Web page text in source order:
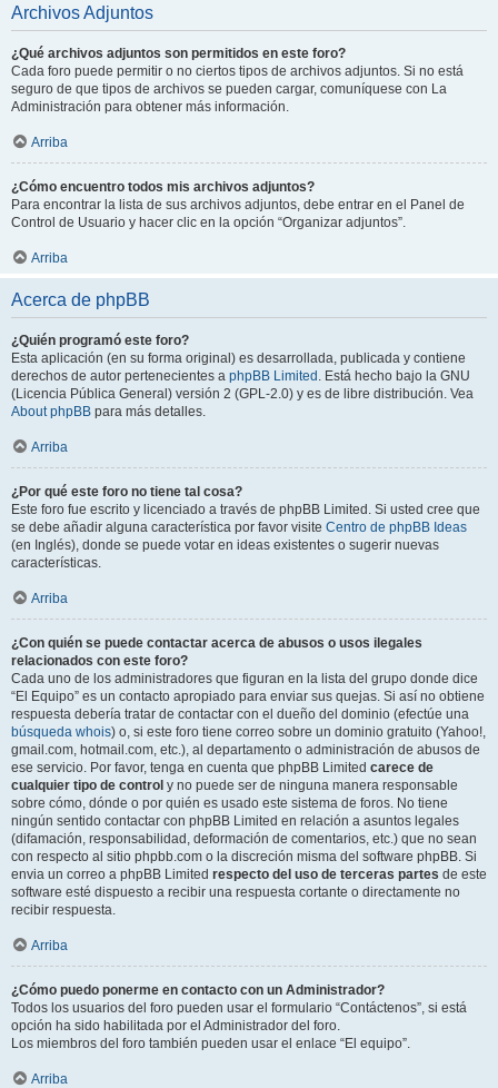
Archivos Adjuntos
¿Qué archivos adjuntos son permitidos en este foro?
Cada foro puede permitir o no ciertos tipos de archivos adjuntos. Si no está
seguro de que tipos de archivos se pueden cargar, comuníquese con La
Administración para obtener más información.
Arriba
¿Cómo encuentro todos mis archivos adjuntos?
Para encontrar la lista de sus archivos adjuntos, debe entrar en el Panel de
Control de Usuario y hacer clic en la opción “Organizar adjuntos”.
Arriba
Acerca de phpBB
¿Quién programó este foro?
Esta aplicación (en su forma original) es desarrollada, publicada y contiene
derechos de autor pertenecientes a phpBB Limited . Está hecho bajo la GNU
(Licencia Pública General) versión 2 (GPL-2.0) y es de libre distribución. Vea
About phpBB para más detalles.
Arriba
¿Por qué este foro no tiene tal cosa?
Este foro fue escrito y licenciado a través de phpBB Limited. Si usted cree que
se debe añadir alguna característica por favor visite Centro de phpBB Ideas
(en Inglés), donde se puede votar en ideas existentes o sugerir nuevas
características.
Arriba
¿Con quién se puede contactar acerca de abusos o usos ilegales
relacionados con este foro?
Cada uno de los administradores que figuran en la lista del grupo donde dice
“El Equipo” es un contacto apropiado para enviar sus quejas. Si así no obtiene
respuesta debería tratar de contactar con el dueño del dominio (efectúe una
búsqueda whois) o, si este foro tiene correo sobre un dominio gratuito (Yahoo!,
gmail.com, hotmail.com, etc.), al departamento o administración de abusos de
ese servicio. Por favor, tenga en cuenta que phpBB Limited carece de
cualquier tipo de control y no puede ser de ninguna manera responsable
sobre cómo, dónde o por quién es usado este sistema de foros. No tiene
ningún sentido contactar con phpBB Limited en relación a asuntos legales
(difamación, responsabilidad, deformación de comentarios, etc.) que no sean
con respecto al sitio phpbb.com o la discreción misma del software phpBB. Si
envia un correo a phpBB Limited respecto del uso de terceras partes de este
software esté dispuesto a recibir una respuesta cortante o directamente no
recibir respuesta.
Arriba
¿Cómo puedo ponerme en contacto con un Administrador?
Todos los usuarios del foro pueden usar el formulario “Contáctenos”, si está
opción ha sido habilitada por el Administrador del foro.
Los miembros del foro también pueden usar el enlace “El equipo”.
Arriba